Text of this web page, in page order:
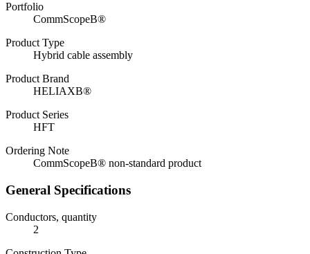
Portfolio
CommScopeВ®
Product Type
Hybrid cable assembly
Product Brand
HELIAXВ®
Product Series
HFT
Ordering Note
CommScopeВ® non-standard product
General Specifications
Conductors, quantity
2